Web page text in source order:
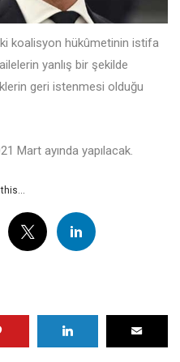
koalisyon hükûmetinin istifa
yanlış bir şekilde
geri istenmesi olduğu
Mart ayında yapılacak.